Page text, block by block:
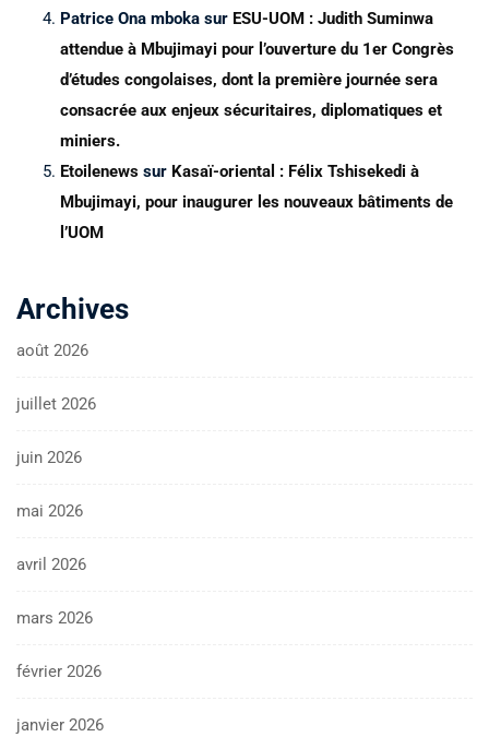
Patrice Ona mboka sur ESU-UOM : Judith Suminwa
attendue à Mbujimayi pour l’ouverture du 1er Congrès
d’études congolaises, dont la première journée sera
consacrée aux enjeux sécuritaires, diplomatiques et
miniers.
Etoilenews sur Kasaï-oriental : Félix Tshisekedi à
Mbujimayi, pour inaugurer les nouveaux bâtiments de
l’UOM
Archives
août 2026
juillet 2026
juin 2026
mai 2026
avril 2026
mars 2026
février 2026
janvier 2026